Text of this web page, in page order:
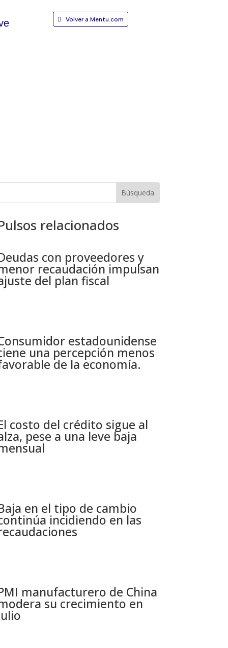
Volver a Mentu.com
relacionados
con proveedores y
recaudación impulsan
del plan fiscal​
estadounidense
una percepción menos
de la economía​.
costo del crédito sigue al
pese a una leve baja
en el tipo de cambio
incidiendo en las
manufacturero de China
su crecimiento en